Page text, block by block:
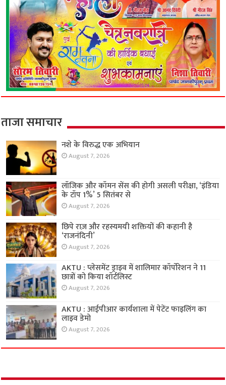
ताजा समाचार
नशे के विरुद्ध एक अभियान
August 7, 2026
लॉजिक और कॉमन सेंस की होगी असली परीक्षा, ‘इंडिया
के टॉप 1%’ 5 सितंबर से
August 7, 2026
छिपे राज़ और रहस्यमयी शक्तियों की कहानी है
‘राजनंदिनी’
August 7, 2026
AKTU : प्लेसमेंट ड्राइव में शालिमार कॉर्पोरेशन ने 11
छात्रों को किया शॉर्टलिस्ट
August 7, 2026
AKTU : आईपीआर कार्यशाला में पेटेंट फाइलिंग का
लाइव डेमो
August 7, 2026